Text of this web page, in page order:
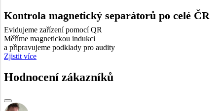
Kontrola magnetický separátorů po celé ČR
Evidujeme zařízení pomocí QR
Měříme magnetickou indukci
a připravujeme podklady pro audity
Zjistit více
Hodnocení zákazníků